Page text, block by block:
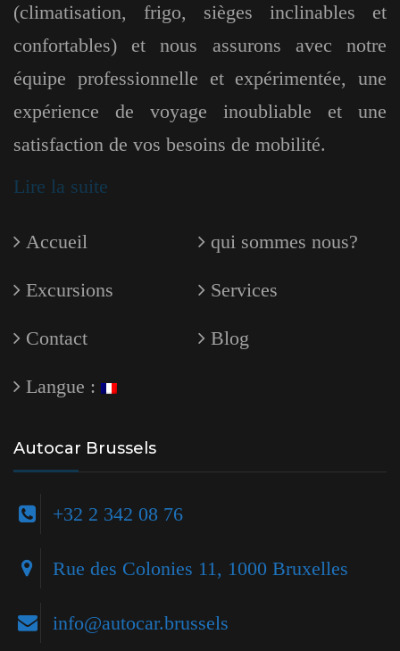
(climatisation, frigo, sièges inclinables et
confortables) et nous assurons avec notre
équipe professionnelle et expérimentée, une
expérience de voyage inoubliable et une
satisfaction de vos besoins de mobilité.
Lire la suite
Accueil qui sommes nous?
Excursions Services
Contact Blog
Langue :
Autocar Brussels
+32 2 342 08 76
Rue des Colonies 11, 1000 Bruxelles
info@autocar.brussels